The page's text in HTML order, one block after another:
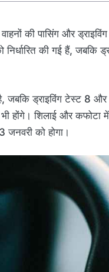
की पासिंग और
की गई हैं, जबकि
जबकि ड्राइविंग टेस्ट 8
होंगे। शिलाई और कफोटा
को होगा।